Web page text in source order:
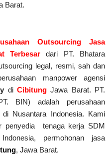
Barat.
Outsourcing Jasa
Terbesar
dari PT. Bhatara
legal, resmi, sah dan
manpower agensi
di CibitungJawa Barat. PT.
BIN) adalah perusahaan
Nusantara Indonesia. Kami
penyedia tenaga kerja SDM
permohonan jasa
, Jawa Barat.